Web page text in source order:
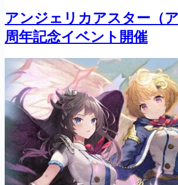
アンジェリカアスター（
周年記念イベント開催